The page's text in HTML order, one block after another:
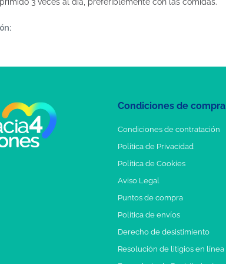
Condiciones de compra
Condiciones de contratación
Política de Privacidad
Política de Cookies
Aviso Legal
Puntos de compra
Política de envíos
Derecho de desistimiento
Resolución de litigios en línea